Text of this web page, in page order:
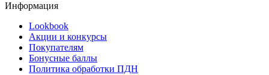
Информация
Lookbook
Акции и конкурсы
Покупателям
Бонусные баллы
Политика обработки ПДН